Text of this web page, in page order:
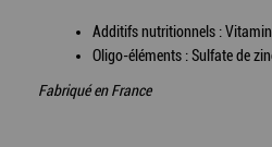
Additifs nutritionnels :
Oligo-éléments : Sulfate de
Fabriqué en France